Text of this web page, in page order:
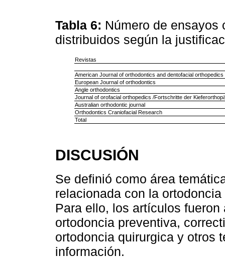
Tabla 6: Número de
distribuidos según la
Revistas
American Journal of orthodontics and dentofacial orthopedics
European Journal of orthodontics
Angle orthodontics
Journal of orofacial orthopedics /Fortschritte der
Australian orthodontic journal
Orthodontics Craniofacial Research
Total
DISCUSIÓN
Se definió como área
relacionada con la
Para ello, los artículos
ortodoncia preventiva,
ortodoncia quirurgica y otros
información.